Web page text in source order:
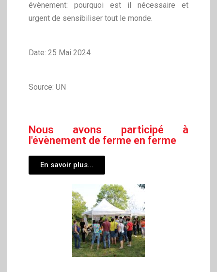
évènement: pourquoi est il nécessaire et
urgent de sensibiliser tout le monde.
Date: 25 Mai 2024
Source: UN
Nous avons participé à
l'évènement de ferme en ferme
En savoir plus...